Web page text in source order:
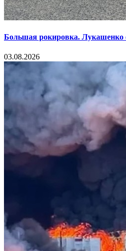
Большая рокировка. Лукашенко
03.08.2026